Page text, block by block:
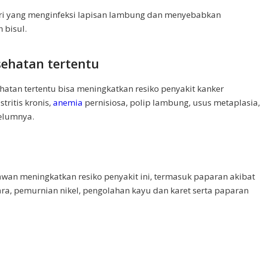
yang menginfeksi lapisan lambung dan menyebabkan
bisul.
tertentu
tertentu bisa meningkatkan resiko penyakit kanker
kronis, anemia pernisiosa, polip lambung, usus metaplasia,
meningkatkan resiko penyakit ini, termasuk paparan akibat
pemurnian nikel, pengolahan kayu dan karet serta paparan